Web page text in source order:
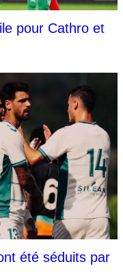
pour Cathro et
été séduits par